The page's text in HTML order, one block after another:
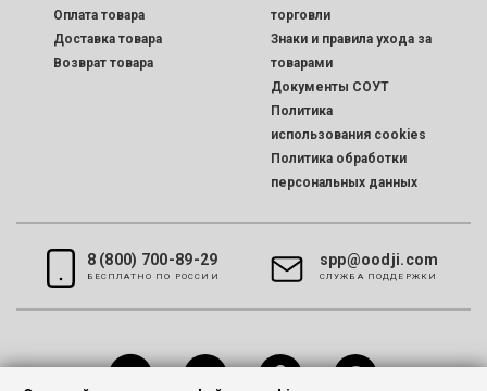
Оплата товара
Доставка товара
Возврат товара
торговли
Знаки и правила ухода за
товарами
Документы СОУТ
Политика
использования cookies
Политика обработки
персональных данных
8 (800) 700-89-29
БЕСПЛАТНО ПО РОССИИ
spp@oodji.com
CЛУЖБА ПОДДЕРЖКИ